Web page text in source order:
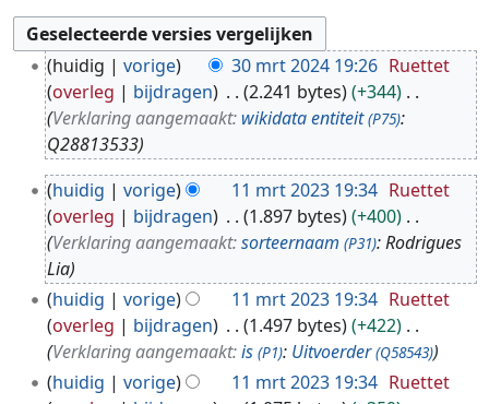
huidig vorige 30 mrt 2024 19:26 Ruettet
overleg
bijdragen 2.241 bytes
+344
Verklaring aangemaakt: wikidata entiteit (P75):
Q28813533
huidig vorige 11 mrt 2023 19:34 Ruettet
overleg
bijdragen 1.897 bytes
+400
Verklaring aangemaakt:sorteernaam (P31): Rodrigues
Lia
huidig
vorige 11 mrt 2023 19:34 Ruettet
overleg
bijdragen 1.497 bytes
+422
Verklaring aangemaakt:is (P1): Uitvoerder (Q58543)
huidig vorige 11 mrt 2023 19:34 Ruettet